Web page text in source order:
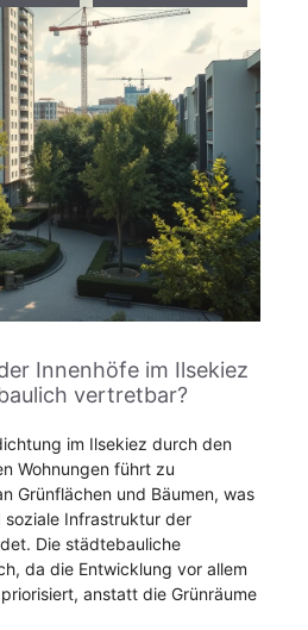
Innenhöfe im Ilsekiez
vertretbar?
im Ilsekiez durch den
Wohnungen führt zu
Grünflächen und Bäumen, was
Infrastruktur der
Die städtebauliche
da die Entwicklung vor allem
anstatt die Grünräume